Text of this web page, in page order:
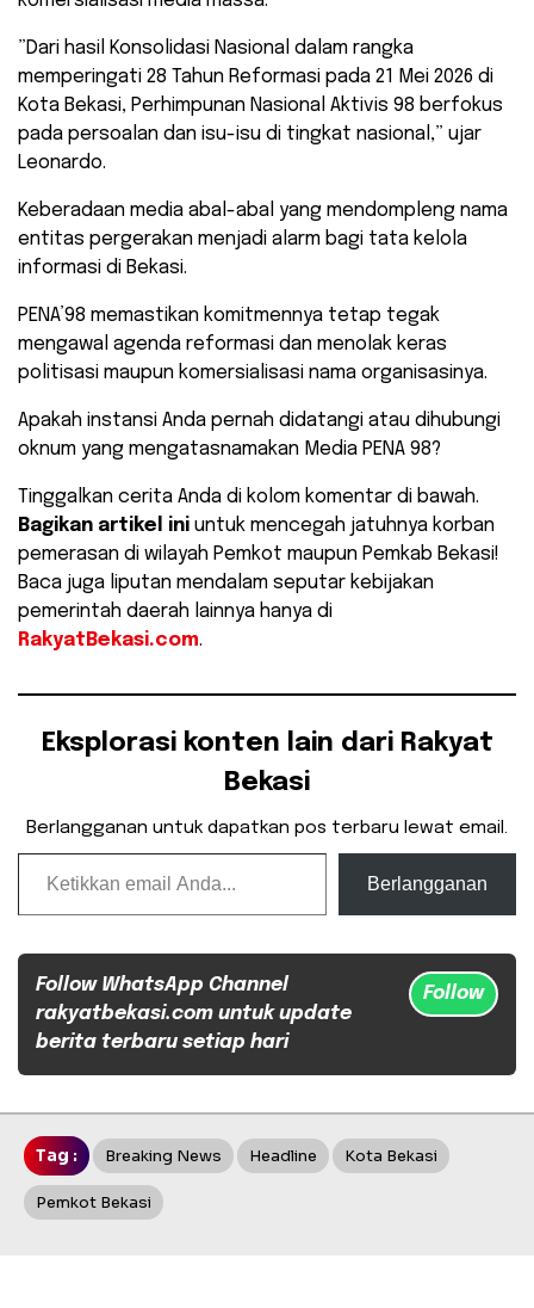
​”Dari hasil Konsolidasi Nasional dalam rangka
memperingati 28 Tahun Reformasi pada 21 Mei 2026 di
Kota Bekasi, Perhimpunan Nasional Aktivis 98 berfokus
pada persoalan dan isu-isu di tingkat nasional,” ujar
Leonardo.
Keberadaan media abal-abal yang mendompleng nama
entitas pergerakan menjadi alarm bagi tata kelola
informasi di Bekasi.
PENA’98 memastikan komitmennya tetap tegak
mengawal agenda reformasi dan menolak keras
politisasi maupun komersialisasi nama organisasinya.
​Apakah instansi Anda pernah didatangi atau dihubungi
oknum yang mengatasnamakan Media PENA 98?
Tinggalkan cerita Anda di kolom komentar di bawah.
Bagikan artikel ini untuk mencegah jatuhnya korban
pemerasan di wilayah Pemkot maupun Pemkab Bekasi!
Baca juga liputan mendalam seputar kebijakan
pemerintah daerah lainnya hanya di
RakyatBekasi.com.
Eksplorasi konten lain dari Rakyat
Bekasi
Berlangganan untuk dapatkan pos terbaru lewat email.
Ketikkan email Anda...
Berlangganan
Follow WhatsApp Channel
rakyatbekasi.com untuk update
berita terbaru setiap hari
Follow
Tag : Breaking News Headline Kota Bekasi
Pemkot Bekasi